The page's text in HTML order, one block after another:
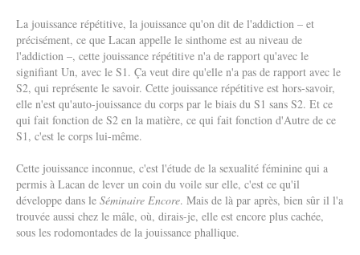
La jouissance répétitive, la jouissance qu'on dit de l'addiction – et
précisément, ce que Lacan appelle le sinthome est au niveau de
l'addiction –, cette jouissance répétitive n'a de rapport qu'avec le
signifiant Un, avec le S1. Ça veut dire qu'elle n'a pas de rapport avec le
S2, qui représente le savoir. Cette jouissance répétitive est hors-savoir,
elle n'est qu'auto-jouissance du corps par le biais du S1 sans S2. Et ce
qui fait fonction de S2 en la matière, ce qui fait fonction d'Autre de ce
S1, c'est le corps lui-même.
Cette jouissance inconnue, c'est l'étude de la sexualité féminine qui a
permis à Lacan de lever un coin du voile sur elle, c'est ce qu'il
développe dans le Séminaire Encore. Mais de là par après, bien sûr il l'a
trouvée aussi chez le mâle, où, dirais-je, elle est encore plus cachée,
sous les rodomontades de la jouissance phallique.